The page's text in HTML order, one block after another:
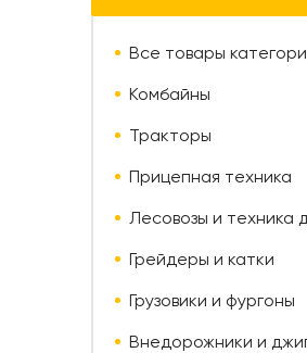
Все товары
Комбайны
Тракторы
Прицепная техника
Лесовозы и техника
Грейдеры и катки
Грузовики и фургоны
Внедорожники и